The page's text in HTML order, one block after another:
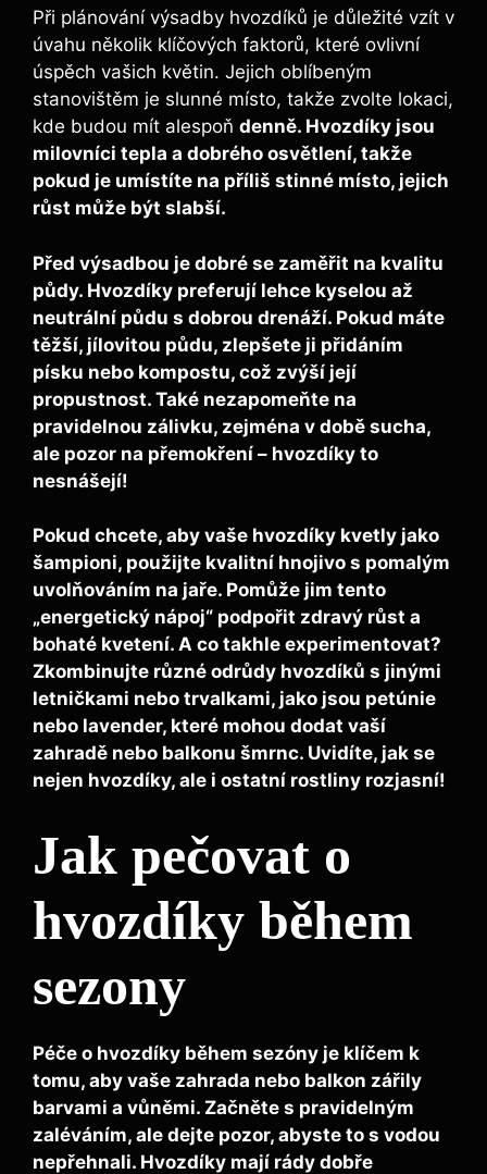
Při plánování výsadby hvozdíků je důležité vzít v
úvahu několik klíčových faktorů, které ovlivní
úspěch vašich květin. Jejich oblíbeným
stanovištěm je slunné místo, takže zvolte lokaci,
kde budou mít alespoň denně. Hvozdíky jsou
milovníci tepla a dobrého osvětlení, takže
pokud je umístíte na příliš stinné místo, jejich
růst může být slabší.
Před výsadbou je dobré se zaměřit na kvalitu
půdy. Hvozdíky preferují lehce kyselou až
neutrální půdu s dobrou drenáží. Pokud máte
těžší, jílovitou půdu, zlepšete ji přidáním
písku nebo kompostu, což zvýší její
propustnost. Také nezapomeňte na
pravidelnou zálivku, zejména v době sucha,
ale pozor na přemokření – hvozdíky to
nesnášejí!
Pokud chcete, aby vaše hvozdíky kvetly jako
šampioni, použijte kvalitní hnojivo s pomalým
uvolňováním na jaře. Pomůže jim tento
„energetický nápoj“ podpořit zdravý růst a
bohaté kvetení. A co takhle experimentovat?
Zkombinujte různé odrůdy hvozdíků s jinými
letničkami nebo trvalkami, jako jsou petúnie
nebo lavender, které mohou dodat vaší
zahradě nebo balkonu šmrnc. Uvidíte, jak se
nejen hvozdíky, ale i ostatní rostliny rozjasní!
Jak pečovat o
hvozdíky během
sezony
Péče o hvozdíky během sezóny je klíčem k
tomu, aby vaše zahrada nebo balkon zářily
barvami a vůněmi. Začněte s pravidelným
zaléváním, ale dejte pozor, abyste to s vodou
nepřehnali. Hvozdíky mají rády dobře